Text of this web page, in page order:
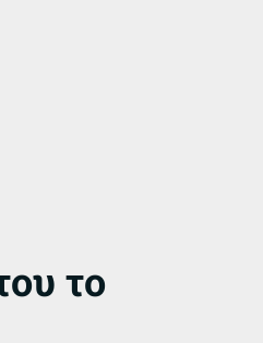
το